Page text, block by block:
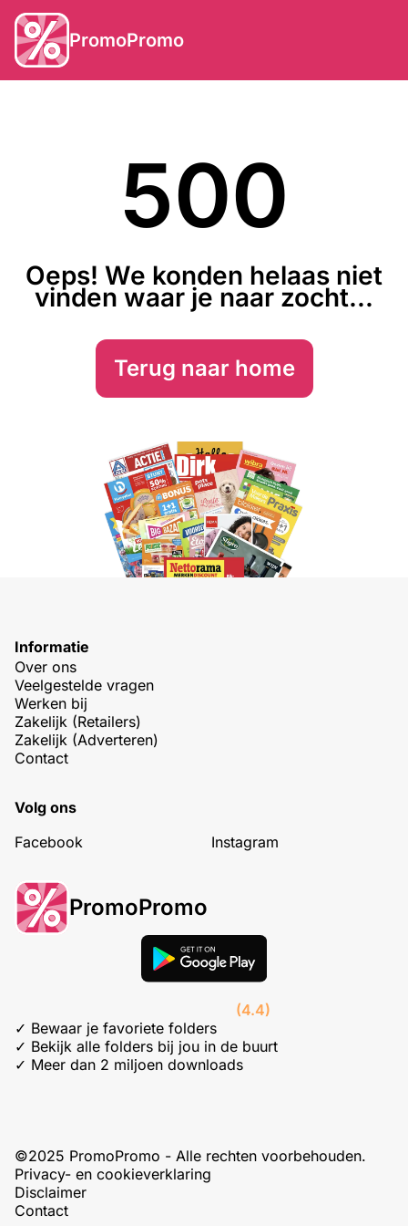
PromoPromo
500
Oeps! We konden helaas niet
vinden waar je naar zocht...
Terug naar home
Informatie
Over ons
Veelgestelde vragen
Werken bij
Zakelijk (Retailers)
Zakelijk (Adverteren)
Contact
Volg ons
Facebook
Instagram
PromoPromo
(4.4)
✓ Bewaar je favoriete folders
✓ Bekijk alle folders bij jou in de buurt
✓ Meer dan 2 miljoen downloads
©2025 PromoPromo - Alle rechten voorbehouden.
Privacy- en cookieverklaring
Disclaimer
Contact